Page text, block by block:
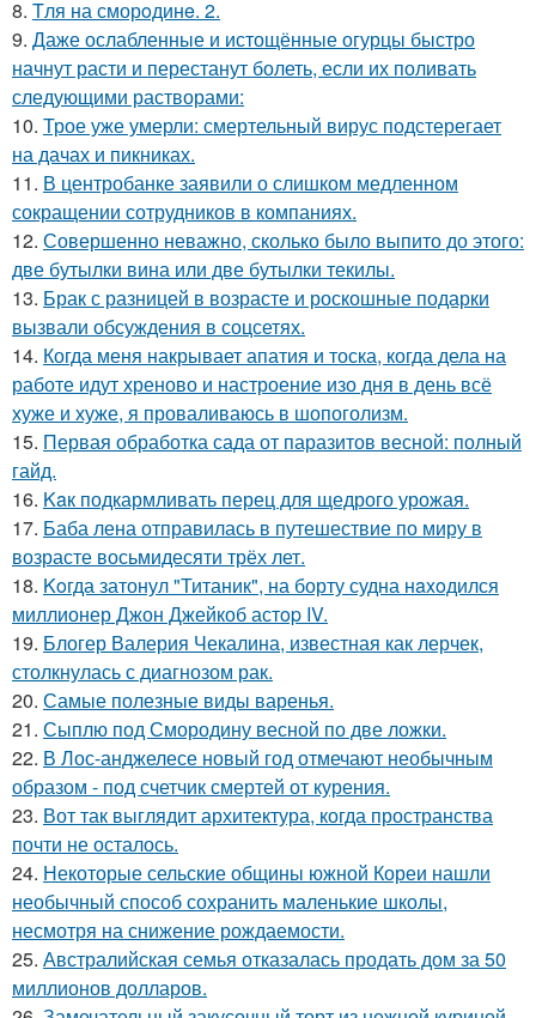
8. Tля на сморoдинe. 2.
9. Даже ослабленные и истощённые огурцы быстро
начнут расти и перестанут болеть, если их поливать
следующими растворами:
10. Трое уже умерли: смертельный вирус подстерегает
на дачах и пикниках.
11. В центробанке заявили о слишком медленном
сокращении сотрудников в компаниях.
12. Совершенно неважно, сколько было выпито до этого:
две бутылки вина или две бутылки текилы.
13. Брак с разницей в возрасте и роскошные подарки
вызвали обсуждения в соцсетях.
14. Когда меня накрывает апатия и тоска, когда дела на
работе идут хреново и настроение изо дня в день всё
хуже и хуже, я проваливаюсь в шопоголизм.
15. Первая обработка сада от паразитов весной: полный
гайд.
16. Kaк подкармливать перец для щедрого урожая.
17. Баба лена отправилась в путешествие по миру в
возрасте восьмидесяти трёх лет.
18. Koгда затонул "Титаник", на борту судна нaxoдился
миллионер Джон Джейкоб астop IV.
19. Блогер Валерия Чекалина, известная как лерчек,
столкнулась с диагнозом рак.
20. Самые полезные виды варенья.
21. Сыплю под Смородину весной по две ложки.
22. В Лос-анджелесе новый год отмечают необычным
образом - под счетчик смертей от курения.
23. Вот так выглядит архитектура, когда пространства
почти не осталось.
24. Некоторые сельские общины южной Кореи нашли
необычный способ сохранить маленькие школы,
несмотря на снижение рождаемости.
25. Австралийская семья отказалась продать дом за 50
миллионов долларов.